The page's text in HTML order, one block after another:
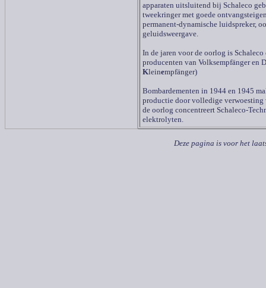
apparaten uitsluitend bij Schaleco
tweekringer met goede
permanent-dynamische luidspreker,
geluidsweergave.
In de jaren voor de oorlog is
producenten van Volksempfänger en
Kleinempfänger)
Bombardementen in 1944 en 1945
productie door volledige verwoesting
de oorlog concentreert Schaleco-
elektrolyten.
Deze pagina is voor het